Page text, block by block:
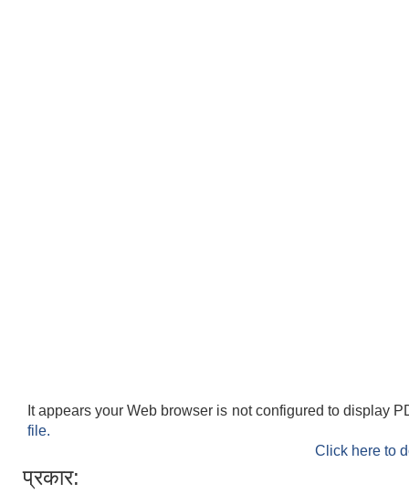
It appears your Web browser is not configured to display
file.
Click here to
प्रकार: